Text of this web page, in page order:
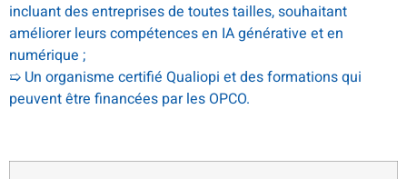
incluant des entreprises de toutes tailles, souhaitant
améliorer leurs compétences en IA générative et en
numérique ;
➯ Un organisme certifié Qualiopi et des formations qui
peuvent être financées par les OPCO.